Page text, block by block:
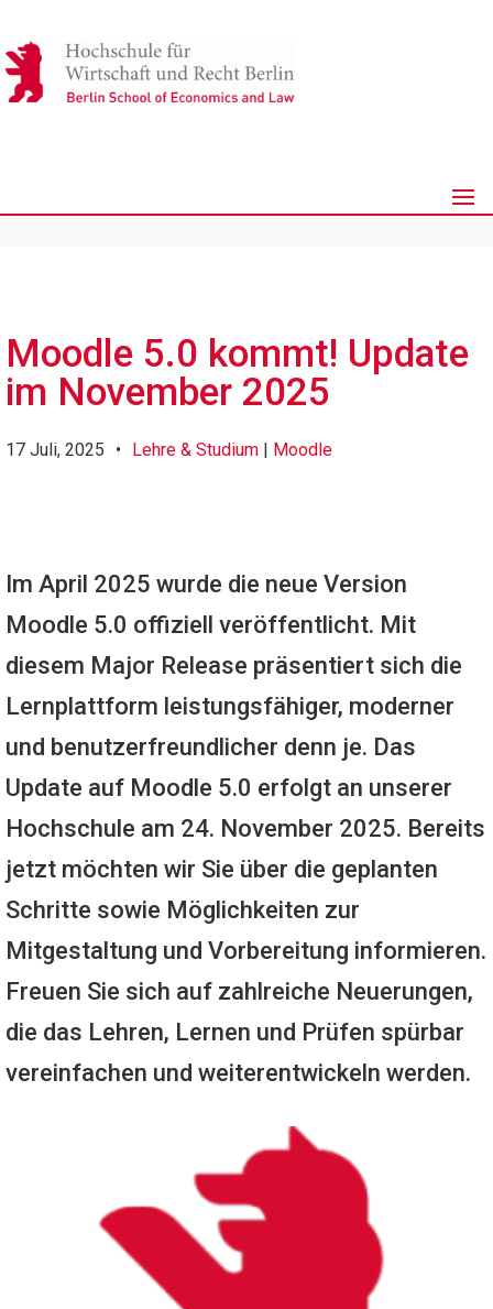
Moodle 5.0 kommt! Update
im November 2025
17 Juli, 2025 • Lehre & Studium | Moodle
Im April 2025 wurde die neue Version
Moodle 5.0 offiziell veröffentlicht. Mit
diesem Major Release präsentiert sich die
Lernplattform leistungsfähiger, moderner
und benutzerfreundlicher denn je. Das
Update auf Moodle 5.0 erfolgt an unserer
Hochschule am 24. November 2025. Bereits
jetzt möchten wir Sie über die geplanten
Schritte sowie Möglichkeiten zur
Mitgestaltung und Vorbereitung informieren.
Freuen Sie sich auf zahlreiche Neuerungen,
die das Lehren, Lernen und Prüfen spürbar
vereinfachen und weiterentwickeln werden.